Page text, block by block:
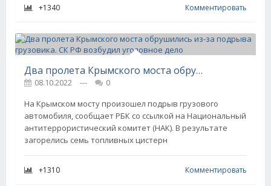
+1340 Комментировать
Два пролета Крымского моста обрушились из-за подрыва грузовика. СК РФ возбудил уголовное дело
08.10.2022 ---
0
На Крымском мосту произошел подрыв грузового
автомобиля, сообщает РБК со ссылкой на Национальный
антитеррористический комитет (НАК). В результате
загорелись семь топливных цистерн
+1310 Комментировать